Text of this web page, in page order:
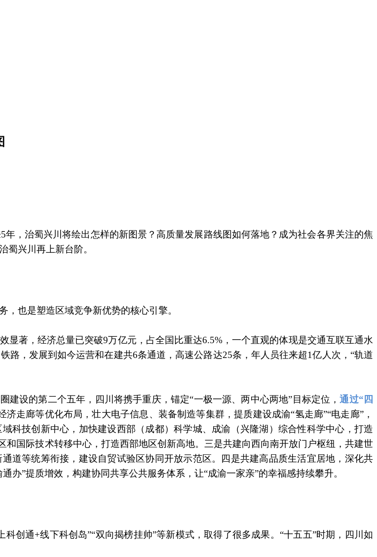
年，治蜀兴川将绘出怎样的新图景？高质量发展路线图如何落地？成为社会各界关注的焦
蜀兴川再上新台阶。
也是塑造区域竞争新优势的核心引擎。
著，经济总量已突破9万亿元，占全国比重达6.5%，一个直观的体现是交通互联互通水
，发展到如今运营和在建共6条通道，高速公路达25条，年人员往来超1亿人次，“轨道
建设的第二个五年，四川将携手重庆，锚定“一极一源、两中心两地”目标定位，通过“四
走廊等优化布局，壮大电子信息、装备制造等集群，提质建设成渝“氢走廊”“电走廊”，
科技创新中心，加快建设西部（成都）科学城、成渝（兴隆湖）综合性科学中心，打造
国际技术转移中心，打造西部地区创新高地。三是共建向西向南开放门户枢纽，共建世
道等统筹衔接，建设自贸试验区协同开放示范区。四是共建高品质生活宜居地，深化共
”提质增效，构建协同共享公共服务体系，让“成渝一家亲”的幸福感持续攀升。
创通+线下科创岛”“双向揭榜挂帅”等新模式，取得了很多成果。“十五五”时期，四川如